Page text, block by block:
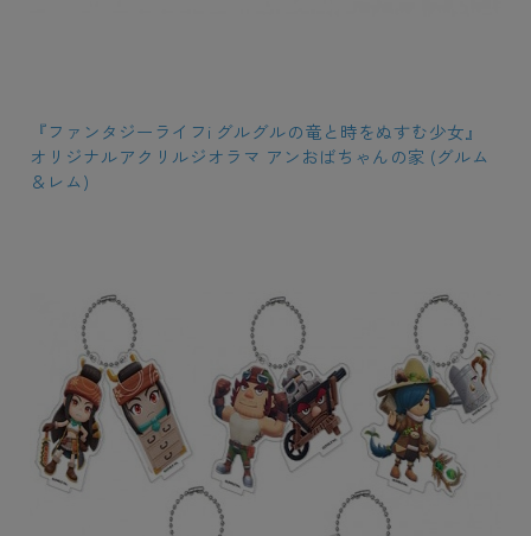
『ファンタジーライフi グルグルの竜と時をぬすむ少女』
オリジナルアクリルジオラマ アンおばちゃんの家 (グルム
＆レム)